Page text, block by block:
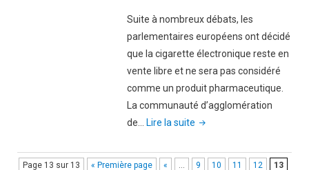
Suite à nombreux débats, les
parlementaires européens ont décidé
que la cigarette électronique reste en
vente libre et ne sera pas considéré
comme un produit pharmaceutique.
La communauté d’agglomération
de…
Lire la suite "L’usage
cigarettes
Page 13 sur 13 « Première page « … 9 10 11 12 13